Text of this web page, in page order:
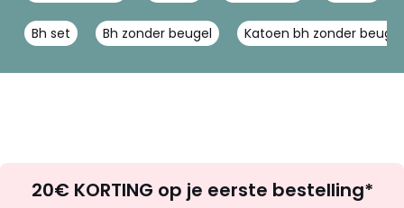
Bh set Bh zonder beugel Katoen bh zonder beugel
zoek
20€ KORTING op je eerste bestelling*